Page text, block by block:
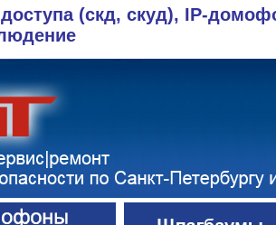
(скд, скуд), IP-